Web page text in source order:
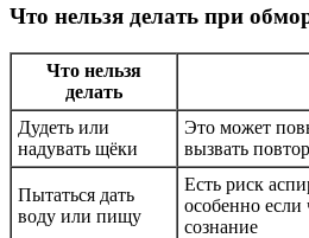
Что нельзя делать при
Что нельзя
делать
Дудеть или
надувать щёки
Это может
вызвать
Пытаться дать
воду или пищу
Есть риск
особенно
сознание